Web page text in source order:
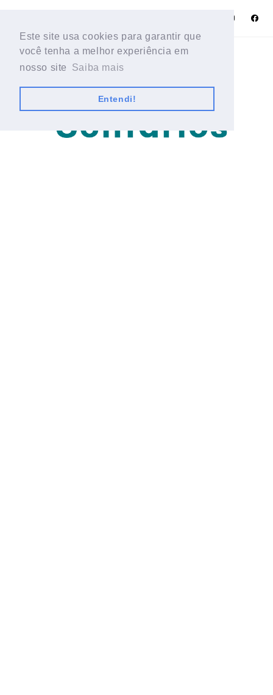
Este site usa cookies para garantir que
você tenha a melhor experiência em
nosso site
Saiba mais
Entendi!
Este site usa cookies para garantir que
você tenha a melhor experiência em
nosso site
Saiba mais
Entendi!